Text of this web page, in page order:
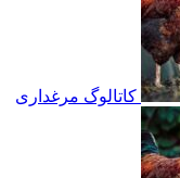
کاتالوگ مرغداری